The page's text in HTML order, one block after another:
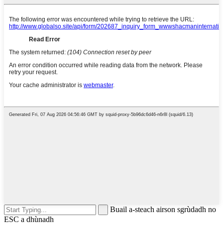
Buail a-steach airson sgrùdadh no
ESC a dhùnadh